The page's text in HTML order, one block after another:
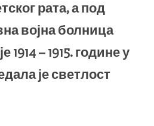
рата, а под
војна болница
– 1915. године у
је светлост